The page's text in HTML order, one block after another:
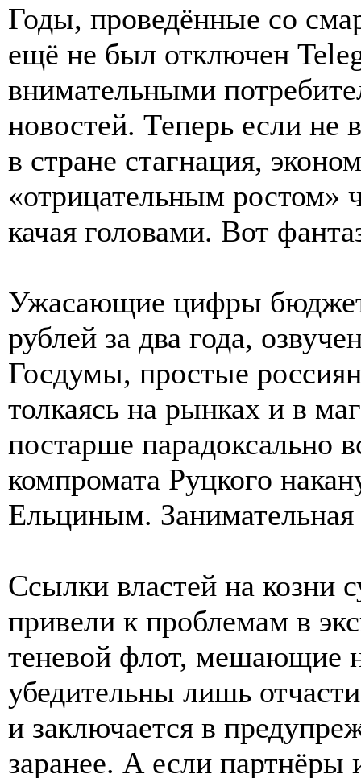
Годы, проведённые со
ещё не был отключен
внимательными
новостей. Теперь если не
в стране стагнация,
«отрицательным ростом»
качая головами. Вот
Ужасающие цифры
рублей за два года,
Госдумы, простые
толкаясь на рынках и в
постарше парадоксально
компромата Руцкого
Ельциным.
Ссылки властей на козни
привели к проблемам в
теневой флот, мешающие
убедительны лишь
и заключается в
заранее. А если партнёры